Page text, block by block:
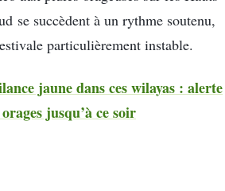
se succèdent à un rythme soutenu,
particulièrement instable.
jaune dans ces wilayas : alerte
jusqu’à ce soir